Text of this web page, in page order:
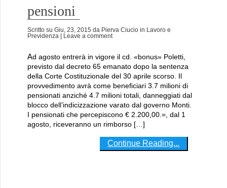
pensioni
Scritto su Giu, 23, 2015 da Pierva Ciucio in Lavoro e
Previdenza
| Leave a comment
Ad agosto entrerà in vigore il cd. «bonus» Poletti,
previsto dal decreto 65 emanato dopo la sentenza
della Corte Costituzionale del 30 aprile scorso. Il
provvedimento avrà come beneficiari 3.7 milioni di
pensionati anziché 4.7 milioni totali, danneggiati dal
blocco dell’indicizzazione varato dal governo Monti.
I pensionati che percepiscono € 2.200,00.=, dal 1
agosto, riceveranno un rimborso […]
Continue Reading...